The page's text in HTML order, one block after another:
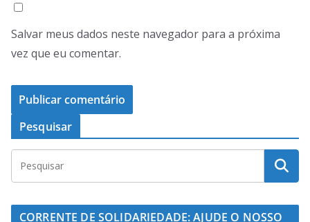
Salvar meus dados neste navegador para a próxima
vez que eu comentar.
Pesquisar
CORRENTE DE SOLIDARIEDADE: AJUDE O NOSSO